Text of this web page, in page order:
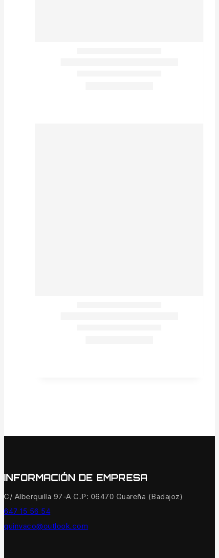
INFORMACIÓN DE EMPRESA
C/ Alberquilla 97-A C.P: 06470 Guareña (Badajoz)
647 15 56 54
quinvaco@outlook.com